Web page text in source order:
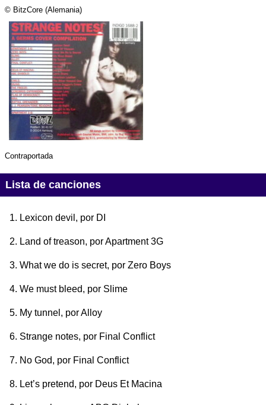
© BitzCore (Alemania)
Contraportada
Lista de canciones
Lexicon devil , por DI
Land of treason, por Apartment 3G
What we do is secret, por Zero Boys
We must bleed, por Slime
My tunnel , por Alloy
Strange notes, por Final Conflict
No God, por Final Conflict
Let’s pretend, por Deus Et Macina